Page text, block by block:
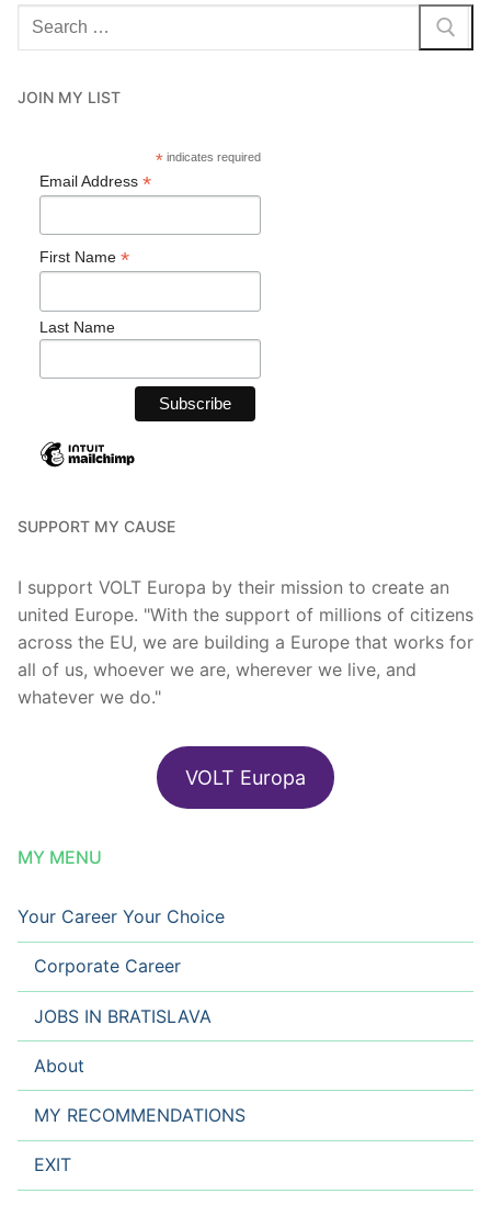
JOIN MY LIST
*indicates required
Email Address *
First Name *
Last Name
SUPPORT MY CAUSE
I support VOLT Europa by their mission to create an
united Europe. "With the support of millions of citizens
across the EU, we are building a Europe that works for
all of us, whoever we are, wherever we live, and
whatever we do."
VOLT Europa
MY MENU
Your Career Your Choice
Corporate Career
JOBS IN BRATISLAVA
About
MY RECOMMENDATIONS
EXIT